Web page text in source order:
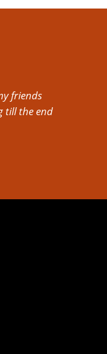
friends
till the end